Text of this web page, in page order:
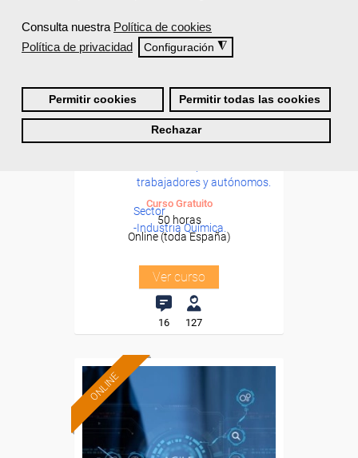
Consulta nuestra Política de cookies
Política de privacidad
Configuración ◮
Permitir cookies Permitir todas las cookies
Rechazar
Formación 100%
subvencionada.
trabajadores y autónomos.
Sector
-Industria Química.
Cursos Femxa
Prevención de riesgos
Curso Gratuito
50 horas
Online (toda España)
Ver curso
16 127
ONLINE